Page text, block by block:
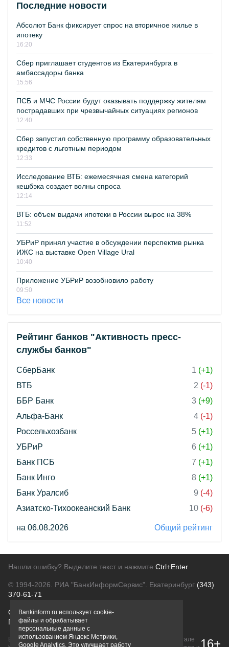
Последние новости
Абсолют Банк фиксирует спрос на вторичное жилье в
ипотеку
16:20
Сбер приглашает студентов из Екатеринбурга в
амбассадоры банка
15:56
ПСБ и МЧС России будут оказывать поддержку жителям
пострадавших при чрезвычайных ситуациях регионов
12:40
Сбер запустил собственную программу образовательных
кредитов с льготным периодом
12:33
Исследование ВТБ: ежемесячная смена категорий
кешбэка создает волны спроса
12:14
ВТБ: объем выдачи ипотеки в России вырос на 38%
11:52
УБРиР принял участие в обсуждении перспектив рынка
ИЖС на выставке Open Village Ural
10:40
Приложение УБРиР возобновило работу
09:50
Все новости
Рейтинг банков "Активность пресс-
службы банков"
СберБанк 1 (+1)
ВТБ
2 (-1)
ББР Банк
3 (+9)
Альфа-Банк
4 (-1)
Россельхозбанк
5 (+1)
УБРиР
6 (+1)
Банк ПСБ
7 (+1)
Банк Инго
8 (+1)
Банк Уралсиб
9 (-4)
Азиатско-Тихоокеанский Банк
10 (-6)
на 06.08.2026 Общий рейтинг
Нашли ошибку? Выделите текст и нажмите Ctrl+Enter
© 1994-2026. РИА "БанкИнформСервис". Екатеринбург (343)
370-61-71
О проектеПолитика конфиденциальности
Правовая информацияДля рекламодателей
Вся информация о продуктах банков, размещенная на портале
16+
Bankinform.ru использует cookie-
файлы и обрабатывает
персональные данные с
использованием Яндекс Метрики,
Google Analytics. Это улучшает работу